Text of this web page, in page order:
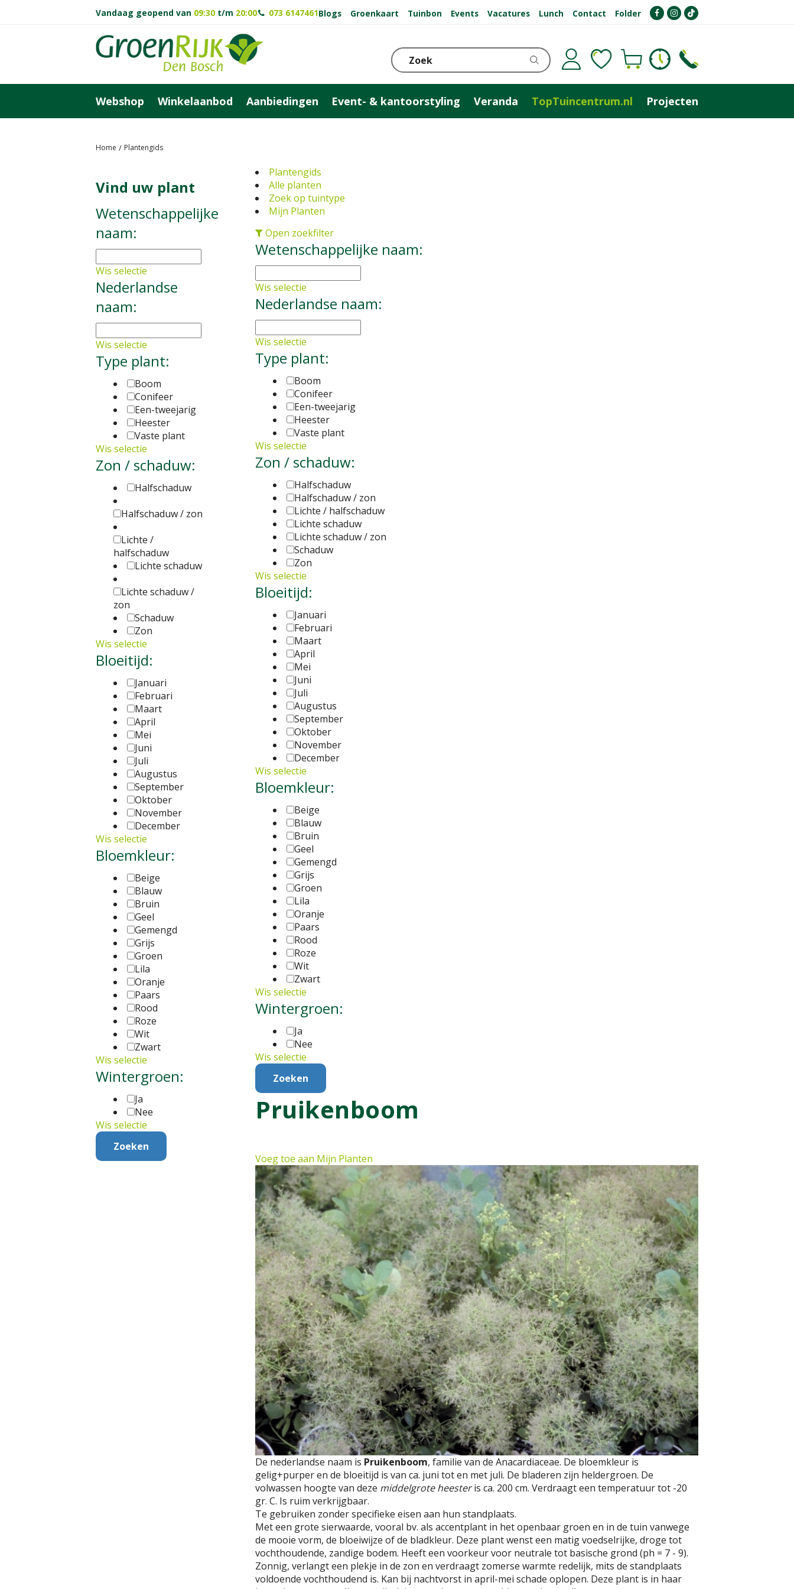
Home Plantengids
Vandaag geopend van 09:30 t/m 20:00 073 6147461Blogs Groenkaart Tuinbon Events Vacatures Lunch Contact Folder
Webshop Winkelaanbod Aanbiedingen Event- & kantoorstyling Veranda TopTuincentrum.nl Projecten
Plantengids
Alle planten
Zoek op tuintype
Mijn Planten
Open zoekfilter
Wetenschappelijke naam:
Wis selectie
Nederlandse naam:
Wis selectie
Type plant:
Boom
Conifeer
Een-tweejarig
Heester
Vaste plant
Wis selectie
Zon / schaduw:
Halfschaduw
Halfschaduw / zon
Lichte / halfschaduw
Lichte schaduw
Lichte schaduw / zon
Schaduw
Zon
Wis selectie
Bloeitijd:
Januari
Februari
Maart
April
Mei
Juni
Juli
Augustus
September
Oktober
November
December
Wis selectie
Bloemkleur:
Beige
Blauw
Bruin
Geel
Gemengd
Grijs
Groen
Lila
Oranje
Paars
Rood
Roze
Wit
Zwart
Wis selectie
Wintergroen:
Ja
Nee
Wis selectie
Pruikenboom
Voeg toe aan Mijn Planten
De nederlandse naam is Pruikenboom, familie van de Anacardiaceae. De bloemkleur is
gelig+purper en de bloeitijd is van ca. juni tot en met juli. De bladeren zijn heldergroen. De
volwassen hoogte van deze middelgrote heesteris ca. 200 cm. Verdraagt een temperatuur tot -20
gr. C. Is ruim verkrijgbaar.
Te gebruiken zonder specifieke eisen aan hun standplaats.
Met een grote sierwaarde, vooral bv. als accentplant in het openbaar groen en in de tuin vanwege
de mooie vorm, de bloeiwijze of de bladkleur. Deze plant wenst een matig voedselrijke, droge tot
vochthoudende, zandige bodem. Heeft een voorkeur voor neutrale tot basische grond (ph = 7 - 9).
Zonnig, verlangt een plekje in de zon en verdraagt zomerse warmte redelijk, mits de standplaats
voldoende vochthoudend is. Kan bij nachtvorst in april-mei schade oplopen. Deze plant is in haar
Vind uw plant
Wetenschappelijke
naam:
Wis selectie
Nederlandse
naam:
Wis selectie
Type plant:
Boom
Conifeer
Een-tweejarig
Heester
Vaste plant
Wis selectie
Zon / schaduw:
Halfschaduw
Halfschaduw / zon
Lichte /
halfschaduw
Lichte schaduw
Lichte schaduw /
zon
Schaduw
Zon
Wis selectie
Bloeitijd:
Januari
Februari
Maart
April
Mei
Juni
Juli
Augustus
September
Oktober
November
December
Wis selectie
Bloemkleur:
Beige
Blauw
Bruin
Geel
Gemengd
Grijs
Groen
Lila
Oranje
Paars
Rood
Roze
Wit
Zwart
Wis selectie
Wintergroen:
Ja
Nee
Wis selectie